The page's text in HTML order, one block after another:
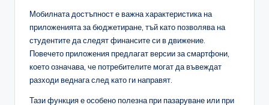
Мобилната достъпност е важна характеристика на
приложенията за бюджетиране, тъй като позволява на
студентите да следят финансите си в движение.
Повечето приложения предлагат версии за смартфони,
което означава, че потребителите могат да въвеждат
разходи веднага след като ги направят.
Тази функция е особено полезна при пазаруване или при